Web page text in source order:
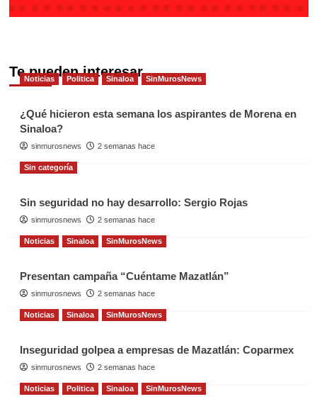
Te pueden interesar
Noticias Politica Sinaloa SinMurosNews
¿Qué hicieron esta semana los aspirantes de Morena en
Sinaloa?
sinmurosnews 2 semanas hace
Sin categoría
Sin seguridad no hay desarrollo: Sergio Rojas
sinmurosnews 2 semanas hace
Noticias Sinaloa SinMurosNews
Presentan campaña “Cuéntame Mazatlán”
sinmurosnews 2 semanas hace
Noticias Sinaloa SinMurosNews
Inseguridad golpea a empresas de Mazatlán: Coparmex
sinmurosnews 2 semanas hace
Noticias Politica Sinaloa SinMurosNews